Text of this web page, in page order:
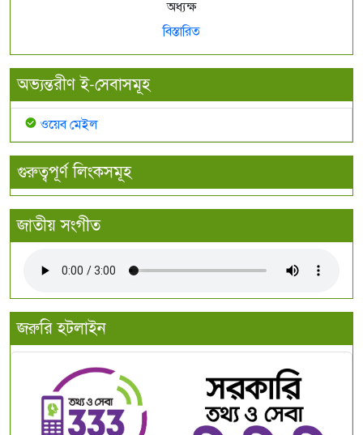
অধ্যক্ষ
বিস্তারিত
অভ্যন্তরীণ ই-সেবাসমূহ
ওয়েব মেইল
গুরুত্বপূর্ণ লিংকসমূহ
জাতীয় সংগীত
জরুরি হটলাইন